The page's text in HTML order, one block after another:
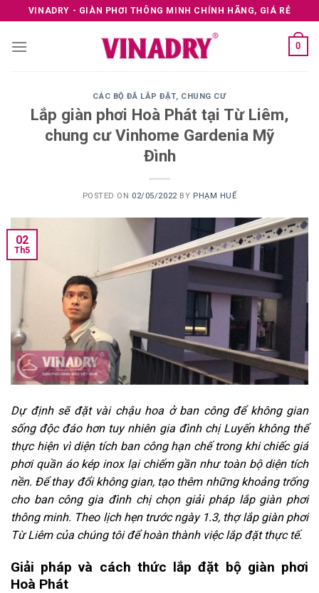
to
content
VINADRY - GIÀN PHƠI THÔNG MINH CHÍNH HÃNG, GIÁ RẺ
0
CÁC BỘ ĐÃ LẮP ĐẶT, CHUNG CƯ
Lắp giàn phơi Hoà Phát tại Từ Liêm,
chung cư Vinhome Gardenia Mỹ
Đình
POSTED ON 02/05/2022 BY PHẠM HUẾ
02
Th5
Dự định sẽ đặt vài chậu hoa ở ban công để không gian
sống độc đáo hơn tuy nhiên gia đình chị Luyến không thể
thực hiện vì diện tích ban công hạn chế trong khi chiếc giá
phơi quần áo kép inox lại chiếm gần như toàn bộ diện tích
nền. Để thay đổi không gian, tạo thêm những khoảng trống
cho ban công gia đình chị chọn giải pháp lắp giàn phơi
thông minh. Theo lịch hẹn trước ngày 1.3, thợ lắp giàn phơi
Từ Liêm của chúng tôi để hoàn thành việc lắp đặt thực tế.
Giải pháp và cách thức lắp đặt bộ giàn phơi
Hoà Phát